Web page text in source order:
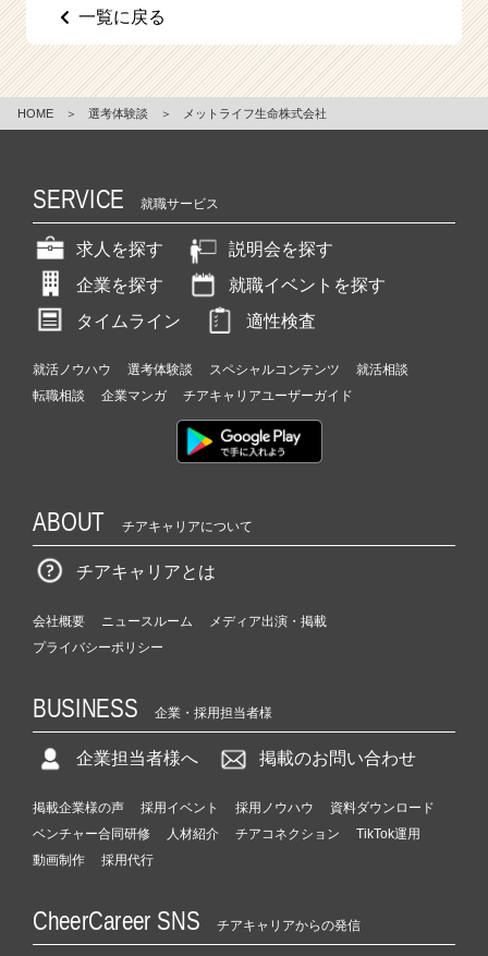
r
一覧に戻る
HOME ＞ 選考体験談 ＞ メットライフ生命株式会社
SERVICE 就職サービス
求人を探す
説明会を探す
企業を探す
就職イベントを探す
タイムライン
適性検査
就活ノウハウ 選考体験談 スペシャルコンテンツ
就活相談
転職相談
企業マンガ チアキャリアユーザーガイド
ABOUT チアキャリアについて
チアキャリアとは
会社概要 ニュースルーム
メディア出演・掲載
プライバシーポリシー
BUSINESS 企業・採用担当者様
企業担当者様へ 掲載のお問い合わせ
掲載企業様の声 採用イベント 採用ノウハウ
資料ダウンロード
ベンチャー合同研修
人材紹介 チアコネクション
TikTok運用
動画制作
採用代行
CheerCareer SNS チアキャリアからの発信